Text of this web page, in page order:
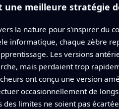
une meilleure stratégie
la nature pour s'inspirer du
informatique, chaque zèbre
Les versions
mais perdaient trop
ont conçu une version
occasionnellement de
des limites ne soient pas